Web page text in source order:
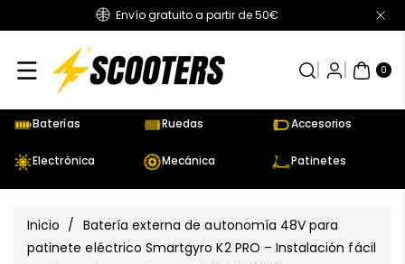
Envío gratuito a partir de 50€
0
AR
TÍC
UL
Baterías Ruedas Accesorios
Electrónica Mecánica Patinetes
Inicio / Batería externa de autonomía 48V para
patinete eléctrico Smartgyro K2 PRO – Instalación fácil